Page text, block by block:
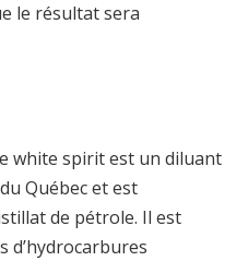
le résultat sera
white spirit est un diluant
Québec et est
de pétrole. Il est
d’hydrocarbures